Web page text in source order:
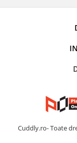
Cuddly.ro- Toate